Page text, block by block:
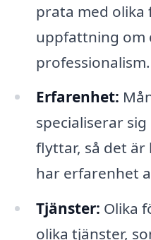
prata med olika
uppfattning om
professionalism.
Erfarenhet:
specialiserar
flyttar, så det är
har erfarenhet
Tjänster: Olika
olika tjänster,